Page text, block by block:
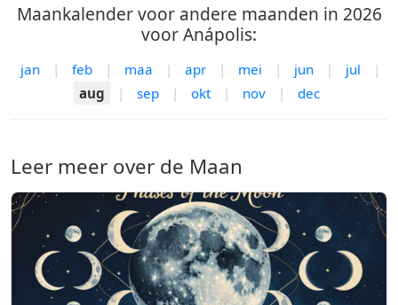
Maankalender voor andere maanden in 2026
voor Anápolis:
jan | feb | maa | apr | mei | jun | jul
|
aug
| sep | okt | nov | dec
Leer meer over de Maan